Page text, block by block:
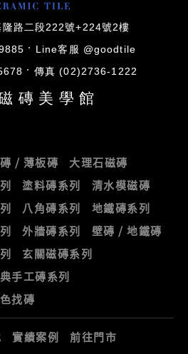
隆路二段222號+224號2樓
Line客服 @goodtile
傳真 (02)2736-1222
磚美學館
/ 薄板磚
大理石磁磚
塗料磚系列
清水模磁磚
八角磚系列
地鐵磚系列
外牆磚系列
壁磚 / 地鐵磚
玄關磁磚系列
手工磚系列
找磚
實績案例 前往門市